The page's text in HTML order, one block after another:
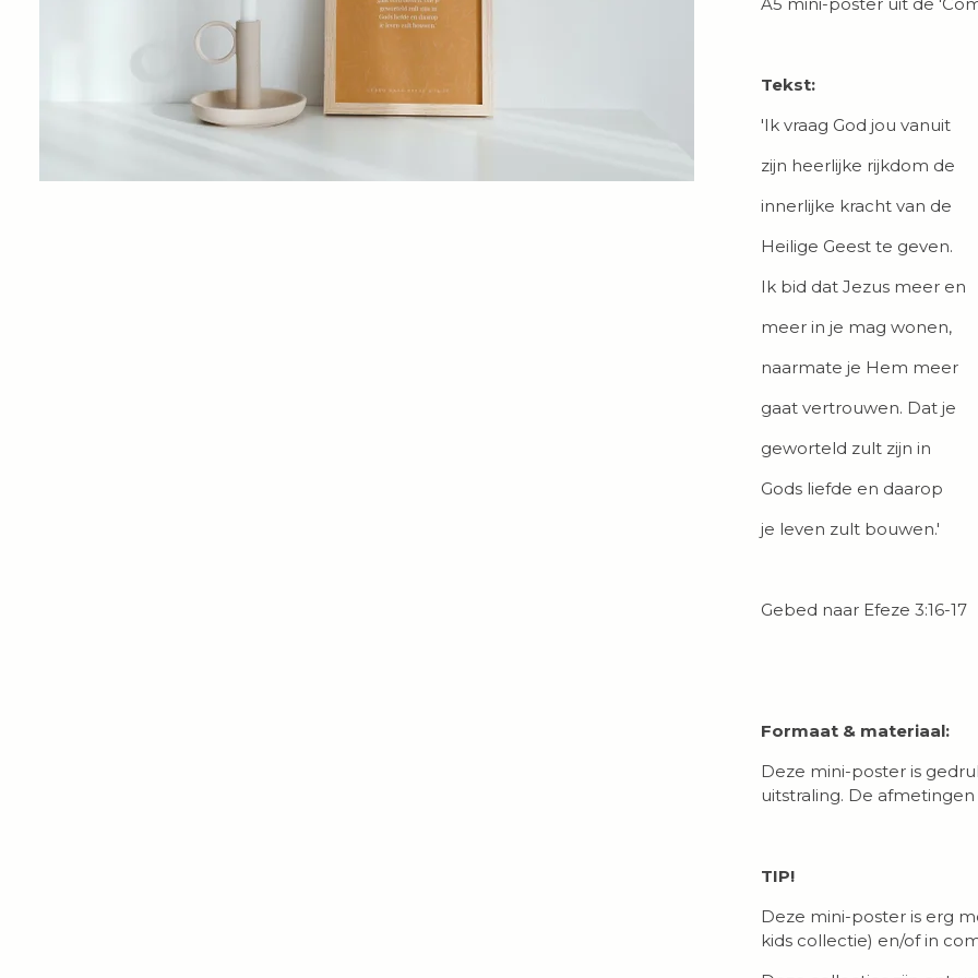
A5 mini-poster uit de
Tekst:
'Ik vraag God jou vanuit
zijn heerlijke rijkdom de
innerlijke kracht van de
Heilige Geest te geven.
Ik bid dat Jezus meer en
meer in je mag wonen,
naarmate je Hem meer
gaat vertrouwen. Dat je
geworteld zult zijn in
Gods liefde en daarop
je leven zult bouwen.'
Gebed naar Efeze 3:16-17
Formaat & materiaal:
Deze mini-poster is
uitstraling. De afmetingen
TIP!
Deze mini-poster is erg
kids collectie) en/of in